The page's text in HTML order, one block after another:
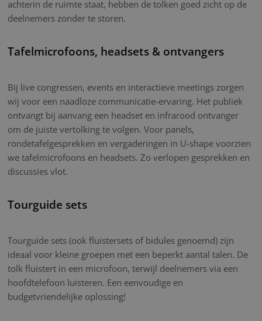
achterin de ruimte staat, hebben de tolken goed zicht op de
deelnemers zonder te storen.
Tafelmicrofoons, headsets & ontvangers
Bij live congressen, events en interactieve meetings zorgen
wij voor een naadloze communicatie-ervaring. Het publiek
ontvangt bij aanvang een headset en infrarood ontvanger
om de juiste vertolking te volgen. Voor panels,
rondetafelgesprekken en vergaderingen in U-shape voorzien
we tafelmicrofoons en headsets. Zo verlopen gesprekken en
discussies vlot.
Tourguide sets
Tourguide sets (ook fluistersets of bidules genoemd) zijn
ideaal voor kleine groepen met een beperkt aantal talen. De
tolk fluistert in een microfoon, terwijl deelnemers via een
hoofdtelefoon luisteren. Een eenvoudige en
budgetvriendelijke oplossing!